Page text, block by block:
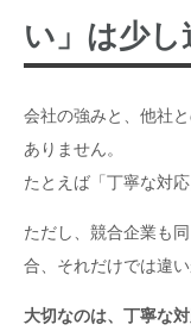
い」は少
会社の強みと、他社
ありません。
たとえば「丁寧な対
ただし、競合企業も
合、それだけでは違い
大切なのは、丁寧な対